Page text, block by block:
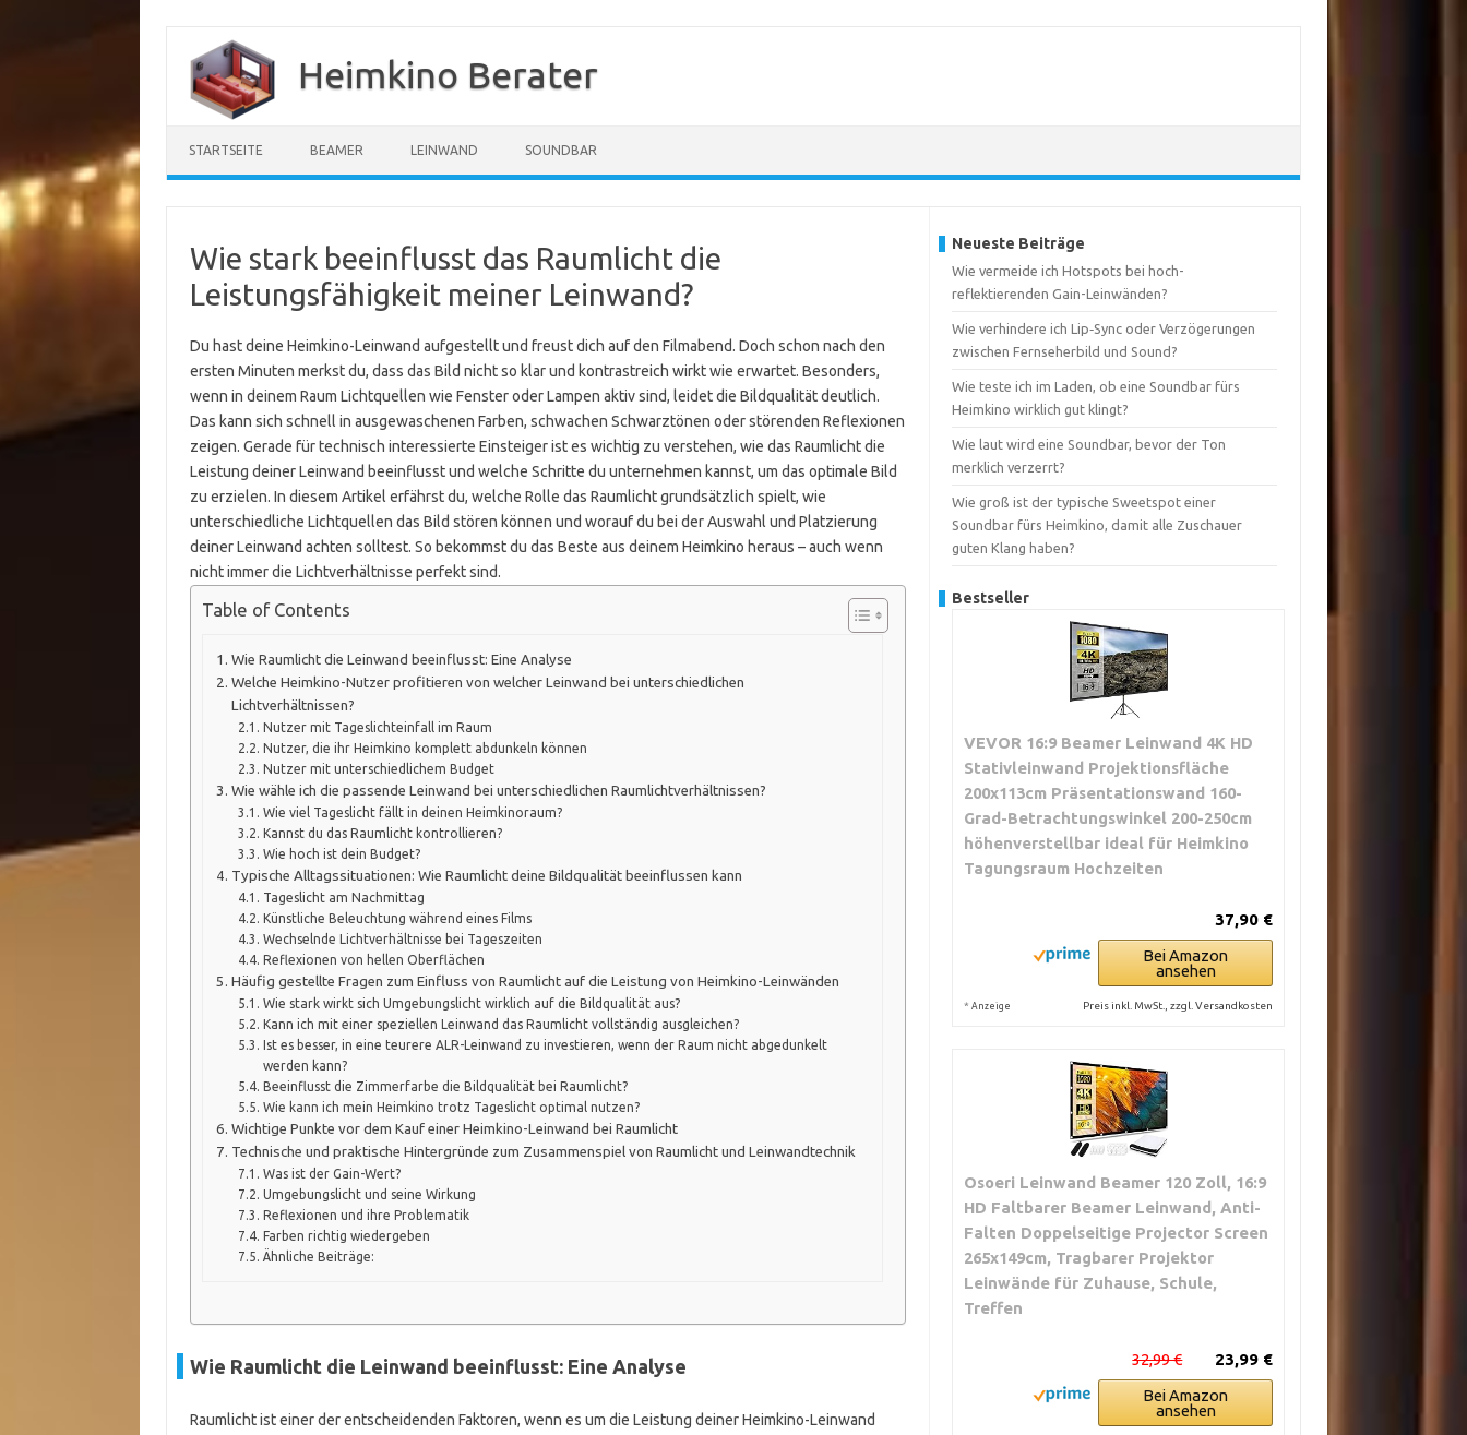
springen
Heimkino Berater
STARTSEITE BEAMER LEINWAND SOUNDBAR
Wie stark beeinflusst das Raumlicht die
Leistungsfähigkeit meiner Leinwand?
Du hast deine Heimkino-Leinwand aufgestellt und freust dich auf den Filmabend. Doch schon nach den
ersten Minuten merkst du, dass das Bild nicht so klar und kontrastreich wirkt wie erwartet. Besonders,
wenn in deinem Raum Lichtquellen wie Fenster oder Lampen aktiv sind, leidet die Bildqualität deutlich.
Das kann sich schnell in ausgewaschenen Farben, schwachen Schwarztönen oder störenden Reflexionen
zeigen. Gerade für technisch interessierte Einsteiger ist es wichtig zu verstehen, wie das Raumlicht die
Leistung deiner Leinwand beeinflusst und welche Schritte du unternehmen kannst, um das optimale Bild
zu erzielen. In diesem Artikel erfährst du, welche Rolle das Raumlicht grundsätzlich spielt, wie
unterschiedliche Lichtquellen das Bild stören können und worauf du bei der Auswahl und Platzierung
deiner Leinwand achten solltest. So bekommst du das Beste aus deinem Heimkino heraus – auch wenn
nicht immer die Lichtverhältnisse perfekt sind.
Table of Contents
Wie Raumlicht die Leinwand beeinflusst: Eine Analyse
Welche Heimkino-Nutzer profitieren von welcher Leinwand bei unterschiedlichen
Lichtverhältnissen?
Nutzer mit Tageslichteinfall im Raum
Nutzer, die ihr Heimkino komplett abdunkeln können
Nutzer mit unterschiedlichem Budget
Wie wähle ich die passende Leinwand bei unterschiedlichen Raumlichtverhältnissen?
Wie viel Tageslicht fällt in deinen Heimkinoraum?
Kannst du das Raumlicht kontrollieren?
Wie hoch ist dein Budget?
Typische Alltagssituationen: Wie Raumlicht deine Bildqualität beeinflussen kann
Tageslicht am Nachmittag
Künstliche Beleuchtung während eines Films
Wechselnde Lichtverhältnisse bei Tageszeiten
Reflexionen von hellen Oberflächen
Häufig gestellte Fragen zum Einfluss von Raumlicht auf die Leistung von Heimkino-Leinwänden
Wie stark wirkt sich Umgebungslicht wirklich auf die Bildqualität aus?
Kann ich mit einer speziellen Leinwand das Raumlicht vollständig ausgleichen?
Ist es besser, in eine teurere ALR-Leinwand zu investieren, wenn der Raum nicht abgedunkelt
werden kann?
Beeinflusst die Zimmerfarbe die Bildqualität bei Raumlicht?
Wie kann ich mein Heimkino trotz Tageslicht optimal nutzen?
Wichtige Punkte vor dem Kauf einer Heimkino-Leinwand bei Raumlicht
Technische und praktische Hintergründe zum Zusammenspiel von Raumlicht und Leinwandtechnik
Was ist der Gain-Wert?
Umgebungslicht und seine Wirkung
Reflexionen und ihre Problematik
Farben richtig wiedergeben
Ähnliche Beiträge:
Wie Raumlicht die Leinwand beeinflusst: Eine Analyse
Raumlicht ist einer der entscheidenden Faktoren, wenn es um die Leistung deiner Heimkino-Leinwand
Neueste Beiträge
Wie vermeide ich Hotspots bei hoch-
reflektierenden Gain-Leinwänden?
Wie verhindere ich Lip‑Sync oder Verzögerungen
zwischen Fernseherbild und Sound?
Wie teste ich im Laden, ob eine Soundbar fürs
Heimkino wirklich gut klingt?
Wie laut wird eine Soundbar, bevor der Ton
merklich verzerrt?
Wie groß ist der typische Sweetspot einer
Soundbar fürs Heimkino, damit alle Zuschauer
guten Klang haben?
Bestseller
VEVOR 16:9 Beamer Leinwand 4K HD
Stativleinwand Projektionsfläche
200x113cm Präsentationswand 160-
Grad-Betrachtungswinkel 200-250cm
höhenverstellbar ideal für Heimkino
Tagungsraum Hochzeiten
37,90 €
Bei Amazon
ansehen
* Anzeige Preis inkl. MwSt., zzgl. Versandkosten
Osoeri Leinwand Beamer 120 Zoll, 16:9
HD Faltbarer Beamer Leinwand, Anti-
Falten Doppelseitige Projector Screen
265x149cm, Tragbarer Projektor
Leinwände für Zuhause, Schule,
Treffen
23,99 €
32,99 €
Bei Amazon
ansehen